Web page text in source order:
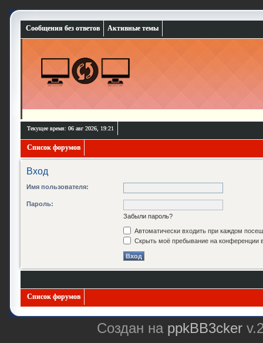
Сообщения без ответов Активные темы
Текущее время: 06 авг 2026, 19:21
Список форумов
Вход
Имя пользователя:
Пароль:
Забыли пароль?
Автоматически входить при каждом
Скрыть моё пребывание на конференции
Список форумов
Создан на ppkBB3cker